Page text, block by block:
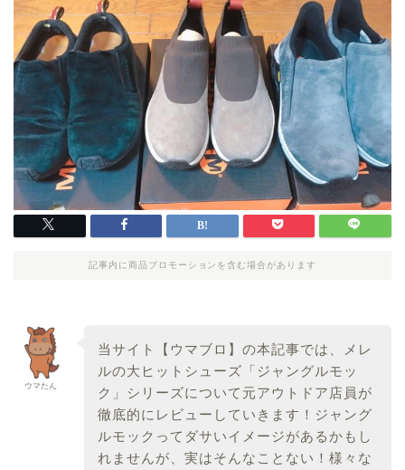
記事内に商品プロモーションを含む場合があります
ウマたん
当サイト【ウマブロ】の本記事では、メレ
ルの大ヒットシューズ「ジャングルモッ
ク」シリーズについて元アウトドア店員が
徹底的にレビューしていきます！ジャング
ルモックってダサいイメージがあるかもし
れませんが、実はそんなことない！様々な